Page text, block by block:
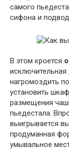
самого
сифона и
В этом кроется
нагромоздить
установить
размещения
пьедестала.
выигрывается
продуманная
умывальное